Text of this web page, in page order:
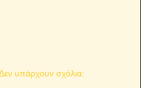
υπάρχουν σχόλια: